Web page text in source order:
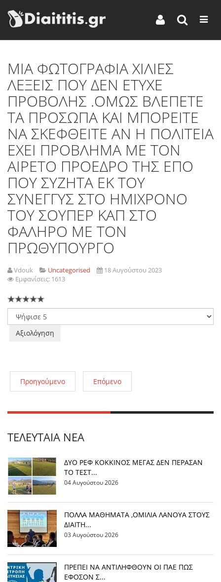
MIA ΦΩΤΟΓΡΑΦΙΑ ΧΙΛΙΕΣ
ΛΕΞΕΙΣ ΠΟΥ ΔΕΝ ΕΤΥΧΕ
ΠΡΟΒΟΛΗΣ .ΟΜΩΣ ΒΛΕΠΕΤΕ
ΤΑ ΠΡΟΣΩΠΑ ΚΑΙ ΜΠΟΡΕΙΤΕ
ΝΑ ΣΚΕΦΘΕΙΤΕ ΑΝ Η ΠΟΛΙΤΕΙΑ
ΕΧΕΙ ΠΡΟΒΛΗΜΑ ΜΕ ΤΟΝ
ΑΙΡΕΤΟ ΠΡΟΕΔΡΟ ΤΗΣ ΕΠΟ
ΠΟΥ ΣΥΖΗΤΑ ΕΚ ΤΟΥ
ΣΥΝΕΓΓΥΣ ΣΤΟ ΗΜΙΧΡΟΝΟ
ΤΟΥ ΣΟΥΠΕΡ ΚΑΠ ΣΤΟ
ΦΑΛΗΡΟ ΜΕ ΤΟΝ
ΠΡΩΘΥΠΟΥΡΓΟ
Vdouk Uncategorised
18 Αυγούστου 2023
Εμφανίσεις: 1613
Παρακαλώ
αξιολογήστε
Προηγούμενο Επόμενο
ΤΕΛΕΥΤΑΊΑ ΝΈΑ
ΔΥΟ ΡΕΦ ΚΟΚΚΙΝΟΣ ΜΕΓΑΣ ΔΕΝ ΠΕΡΑΣΑΝ
ΤΟ ΤΕΣΤ...
04 Αυγούστου 2026
ΠΟΛΛΑ ΜΑΘΗΜΑΤΑ ,ΟΜΙΛΙΑ ΛΑΝΟΥΑ ΣΤΟΥΣ
ΔΙΑΙΤΗ...
03 Αυγούστου 2026
ΠΡΕΠΕΙ ΝΑ ΑΝΤΙΛΗΦΘΟΥΝ ΟΙ ΠΑΕ ΠΩΣ
ΕΦΟΣΟΝ Σ...